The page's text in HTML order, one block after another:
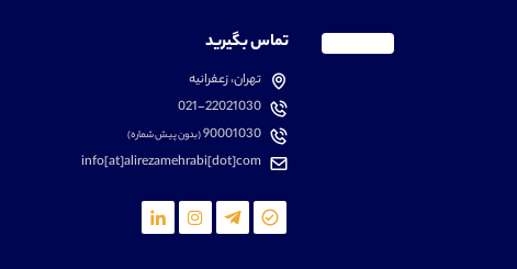
تماس بگیرید
تهران، زعفرانیه
021-22021030
90001030(بدون پیش شماره)
info[at]alirezamehrabi[dot]com